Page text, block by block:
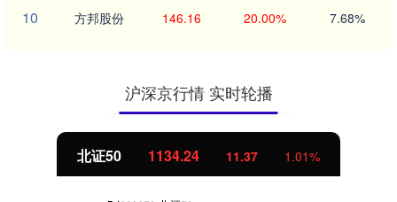
10 方邦股份 146.16 20.00% 7.68%
沪深京行情 实时轮播
创业板指 3563.12 47.56 1.35%